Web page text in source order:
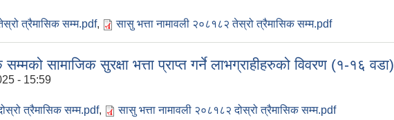
त्रैमासिक सम्म.pdf, सासु भत्ता नामावली २०८१८२ तेस्रो त्रैमासिक सम्म.pdf
सामाजिक सुरक्षा भत्ता प्राप्त गर्ने लाभग्राहीहरुको विवरण (१-१६ वडा)
- 15:59
त्रैमासिक सम्म.pdf, सासु भत्ता नामावली २०८१८२ दोस्रो त्रैमासिक सम्म.pdf